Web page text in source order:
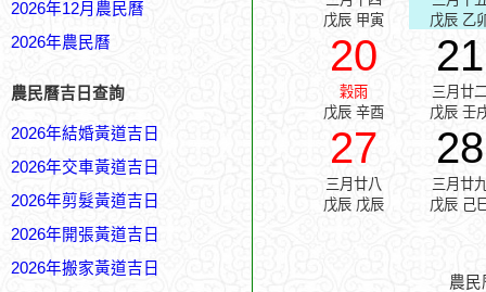
2026年12月農民曆
2026年農民曆
農民曆吉日查詢
2026年結婚黃道吉日
2026年交車黃道吉日
2026年剪髮黃道吉日
2026年開張黃道吉日
2026年搬家黃道吉日
戊辰 甲寅
戊辰 乙
20
穀雨
戊辰 辛酉
21
三月廿
戊辰 壬
27
三月廿八
戊辰 戊辰
28
三月廿
戊辰 己
農